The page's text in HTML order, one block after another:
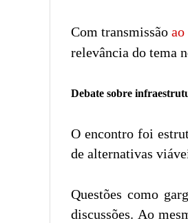
Com transmissão
relevância do tema
Debate sobre
O encontro foi
de alternativas
Questões como
discussões. Ao